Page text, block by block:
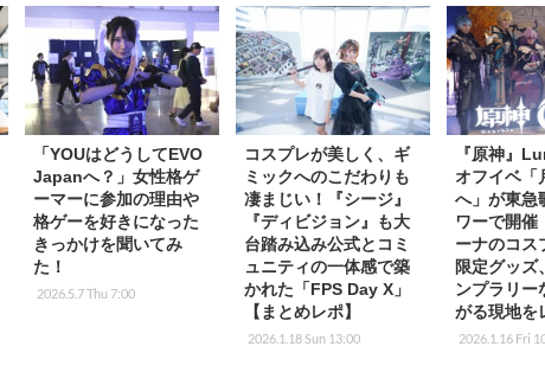
「YOUはどうしてEVO
Japanへ？」女性格ゲ
ーマーに参加の理由や
格ゲーを好きになった
きっかけを聞いてみ
た！
2026.5.7 Thu 7:00
コスプレが美しく、ギ
ミックへのこだわりも
凄まじい！『シージ』
『ディビジョン』も大
台踏み込み公式とコミ
ュニティの一体感で築
かれた「FPS Day X」
【まとめレポ】
2026.1.18 Sun 13:00
『原神』
オフイベ「
へ」が東急
ワーで開催
ーナのコス
限定グッズ
ンプラリー
がる現地を
2026.1.16 Fri